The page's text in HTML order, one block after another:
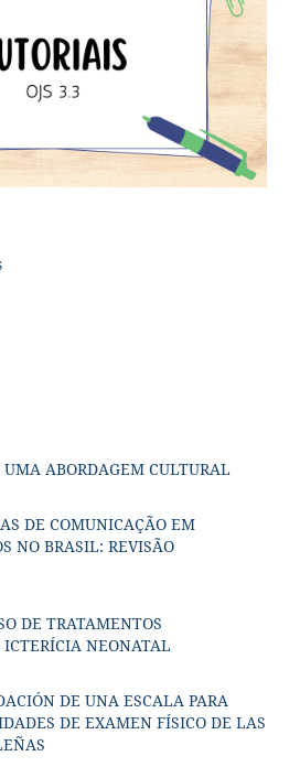
ABORDAGEM CULTURAL
DE COMUNICAÇÃO EM
NO BRASIL: REVISÃO
DE TRATAMENTOS
ICTERÍCIA NEONATAL
DE UNA ESCALA PARA
DE EXAMEN FÍSICO DE LAS